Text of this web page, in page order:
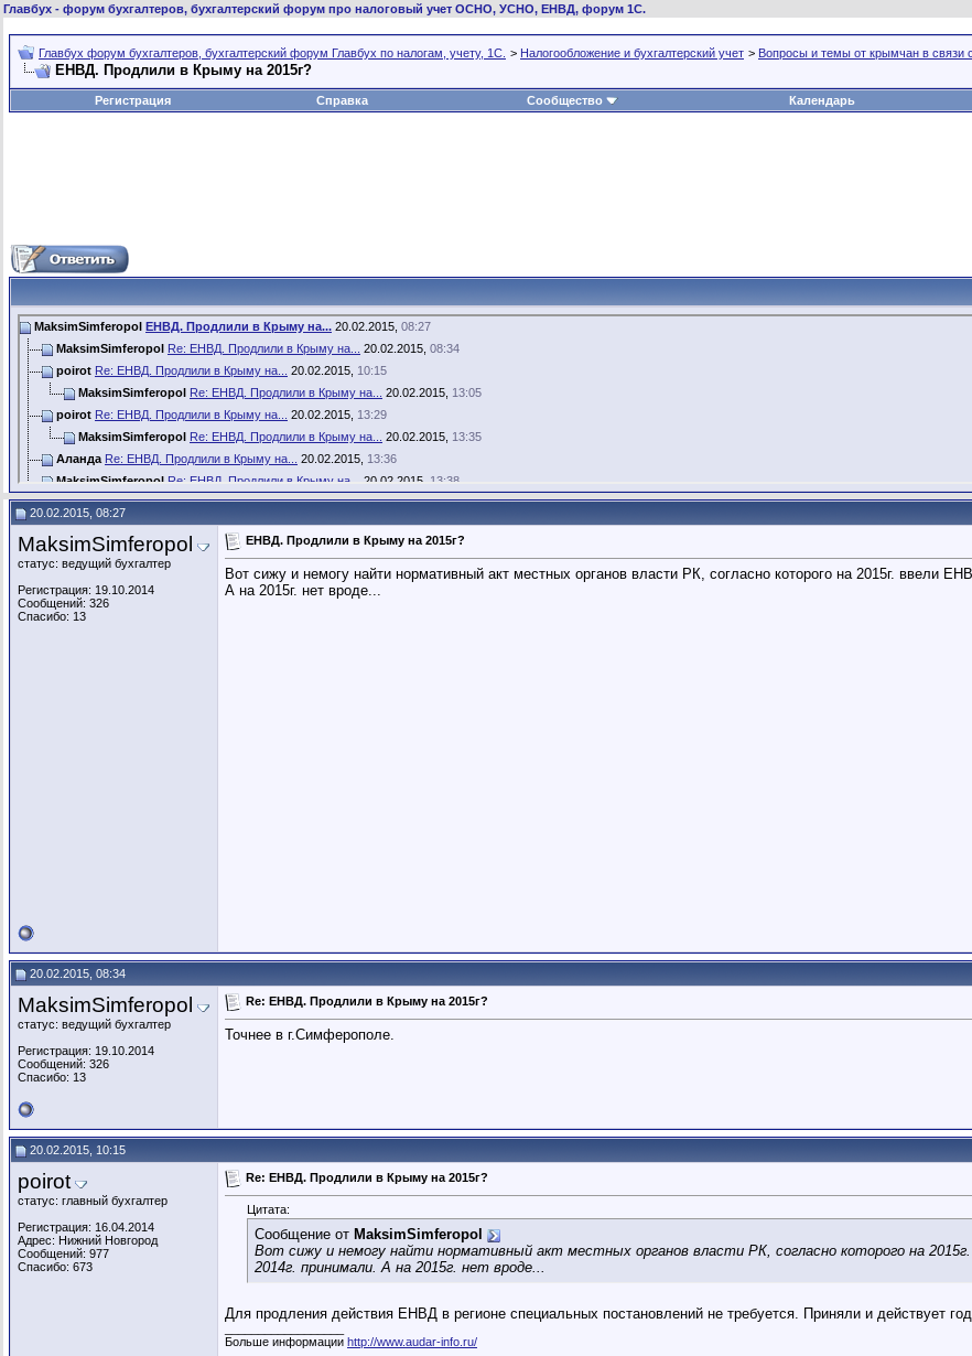
Главбух - форум бухгалтеров, бухгалтерский форум про налоговый учет ОСНО, УСНО, ЕНВД, форум 1С.
Главбух форум бухгалтеров, бухгалтерский форум Главбух по налогам, учету, 1С. > Налогообложение и бухгалтерский учет > Вопросы и темы от крымчан в связи
ЕНВД. Продлили в Крыму на 2015г?
Регистрация
Справка Сообщество Календарь
MaksimSimferopol ЕНВД. Продлили в Крыму на... 20.02.2015, 08:27
MaksimSimferopol Re: ЕНВД. Продлили в Крыму на... 20.02.2015, 08:34
poirot Re: ЕНВД. Продлили в Крыму на... 20.02.2015, 10:15
MaksimSimferopol Re: ЕНВД. Продлили в Крыму на... 20.02.2015, 13:05
poirot Re: ЕНВД. Продлили в Крыму на... 20.02.2015, 13:29
MaksimSimferopol Re: ЕНВД. Продлили в Крыму на... 20.02.2015, 13:35
Аланда Re: ЕНВД. Продлили в Крыму на... 20.02.2015, 13:36
MaksimSimferopol Re: ЕНВД. Продлили в Крыму на... 20.02.2015, 13:38
MaksimSimferopol Re: ЕНВД. Продлили в Крыму на...20.02.2015,13:40
Аланда Re: ЕНВД. Продлили в Крыму на...20.02.2015,13:44
20.02.2015, 08:27
MaksimSimferopol
статус: ведущий бухгалтер
Регистрация: 19.10.2014
Сообщений: 326
Спасибо: 13
ЕНВД. Продлили в Крыму на 2015г?
Вот сижу и немогу найти нормативный акт местных органов власти РК, согласно которого на 2015г. ввели
А на 2015г. нет вроде...
20.02.2015, 08:34
MaksimSimferopol
статус: ведущий бухгалтер
Регистрация: 19.10.2014
Сообщений: 326
Спасибо: 13
Re: ЕНВД. Продлили в Крыму на 2015г?
Точнее в г.Симферополе.
20.02.2015, 10:15
poirot
статус: главный бухгалтер
Регистрация: 16.04.2014
Адрес: Нижний Новгород
Сообщений: 977
Спасибо: 673
Re: ЕНВД. Продлили в Крыму на 2015г?
Цитата:
Сообщение от MaksimSimferopol
Вот сижу и немогу найти нормативный акт местных органов власти РК, согласно которого на
2014г. принимали. А на 2015г. нет вроде...
Для продления действия ЕНВД в регионе специальных постановлений не требуется. Приняли и действует
Больше информации http://www.audar-info.ru/